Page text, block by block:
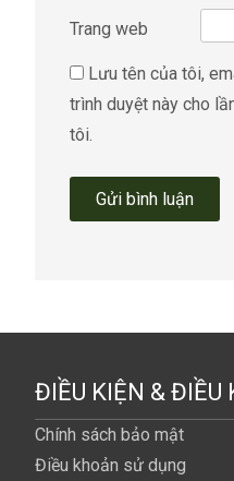
Trang web
Lưu tên của tôi,
trình duyệt này cho
tôi.
ĐIỀU KIỆN & ĐIỀU
Chính sách bảo mật
Điều khoản sử dụng